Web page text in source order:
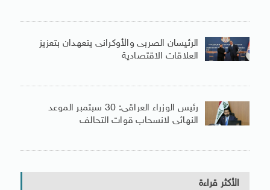
الرئيسان الصربى والأوكرانى يتعهدان بتعزيز
العلاقات الاقتصادية
رئيس الوزراء العراقى: 30 سبتمبر الموعد
النهائى لانسحاب قوات التحالف
الأكثر قراءة